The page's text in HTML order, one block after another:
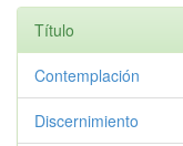
Título
Contemplación
Discernimiento